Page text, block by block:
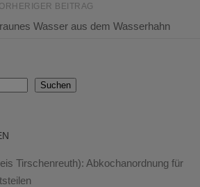
BEITRAG
Wasser aus dem Wasserhahn
Suchen
Tirschenreuth): Abkochanordnung für